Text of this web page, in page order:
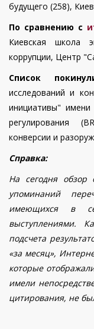
будущего (258),
По сравнению с
Киевская школа
коррупции, Центр
Список
исследований и
инициативы"
регулирования
конверсии и
Справка:
На сегодня обзор
упоминаний
имеющихся в
выступлениями.
подсчета
«за месяц»,
которые
имели
цитирования, не